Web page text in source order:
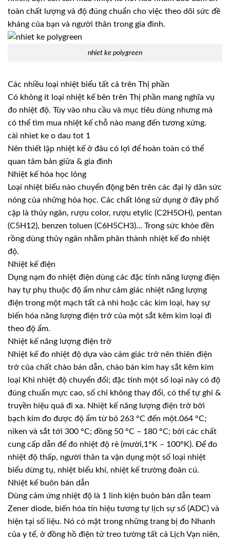
toàn chất lượng và độ đúng chuẩn cho việc theo dõi sức đề
kháng của bạn và người thân trong gia đình.
nhiet ke polygreen
Các nhiều loại nhiệt biểu tất cả trên Thị phần
Có không ít loại nhiệt kế bên trên Thị phần mang nghĩa vụ
đo nhiệt độ. Tùy vào nhu cầu và mục tiêu dùng nhưng mà
có thể tìm mua nhiệt kế chỗ nào mang đến tương xứng.
cài nhiet ke o dau tot 1
Nên thiết lập nhiệt kế ở đâu có lợi để hoàn toàn có thể
quan tâm bản giữa & gia đình
Nhiệt kế hóa học lỏng
Loại nhiệt biểu nào chuyển động bên trên các đại lý dãn sức
nóng của những hóa học. Các chất lỏng sử dụng ở đây phổ
cập là thủy ngân, rượu color, rượu etylic (C2H5OH), pentan
(C5H12), benzen toluen (C6H5CH3)… Trong sức khỏe đền
rồng dùng thủy ngân nhằm phân thành nhiệt kế đo nhiệt
độ.
Nhiệt kế điện
Dụng nạm đo nhiệt điện dùng các đặc tính năng lượng điện
hay tự phụ thuộc độ ẩm như cảm giác nhiệt năng lượng
điện trong một mạch tất cả nhì hoặc các kim loại, hay sự
biến hóa năng lượng điện trở của một sắt kẽm kim loại đi
theo độ ẩm.
Nhiệt kế năng lượng điện trở
Nhiệt kế đo nhiệt độ dựa vào cảm giác trở nên thiên điện
trở của chất chào bán dẫn, chào bán kim hay sắt kẽm kim
loại Khi nhiệt độ chuyển đổi; đặc tính một số loại này có độ
đúng chuẩn mực cao, số chỉ không thay đổi, có thể tự ghi &
truyền hiệu quả đi xa. Nhiệt kế năng lượng điện trở bởi
bạch kim đo được độ ẩm từ bỏ 263 °C đến một.064 °C;
niken và sắt tới 300 °C; đồng 50 °C – 180 °C; bởi các chất
cung cấp dẫn để đo nhiệt độ rẻ (mười,1°K – 100°K). Để đo
nhiệt độ thấp, người thân ta vận dụng một số loại nhiệt
biểu dừng tụ, nhiệt biểu khí, nhiệt kế trường đoản cú.
Nhiệt kế buôn bán dẫn
Dùng cảm ứng nhiệt độ là 1 linh kiện buôn bán dẫn team
Zener diode, biến hóa tín hiệu tương tự lịch sự số (ADC) và
hiện tại số liệu. Nó có mặt trong những trang bị đo Nhanh
của y tế, ở đồng hồ điện tử treo tường tất cả Lịch Vạn niên,